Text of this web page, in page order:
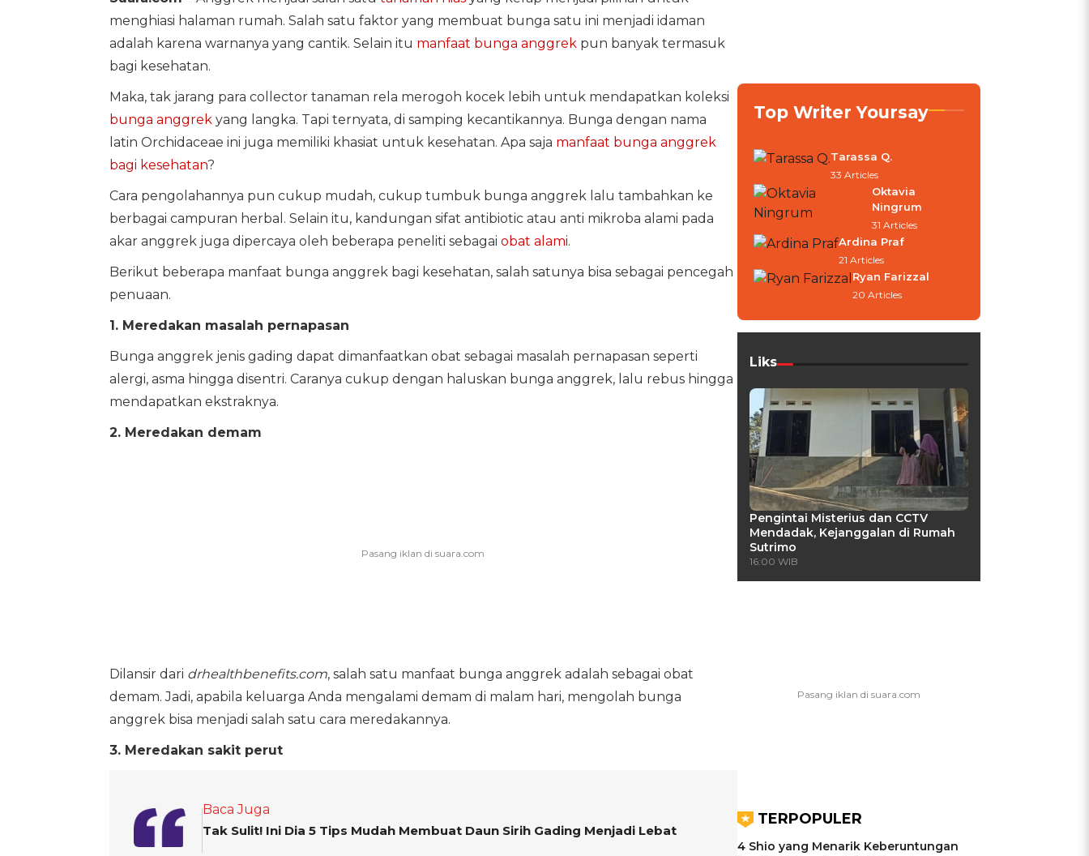
menghiasi halaman rumah. Salah satu faktor yang membuat bunga satu ini menjadi idaman
adalah karena warnanya yang cantik. Selain itu manfaat bunga anggrek pun banyak termasuk
bagi kesehatan.
Maka, tak jarang para collector tanaman rela merogoh kocek lebih untuk mendapatkan koleksi
bunga anggrek yang langka. Tapi ternyata, di samping kecantikannya. Bunga dengan nama
latin Orchidaceae ini juga memiliki khasiat untuk kesehatan. Apa saja manfaat bunga anggrek
bagi kesehatan?
Cara pengolahannya pun cukup mudah, cukup tumbuk bunga anggrek lalu tambahkan ke
berbagai campuran herbal. Selain itu, kandungan sifat antibiotic atau anti mikroba alami pada
akar anggrek juga dipercaya oleh beberapa peneliti sebagai obat alami.
Berikut beberapa manfaat bunga anggrek bagi kesehatan, salah satunya bisa sebagai pencegah
penuaan.
1. Meredakan masalah pernapasan
Bunga anggrek jenis gading dapat dimanfaatkan obat sebagai masalah pernapasan seperti
alergi, asma hingga disentri. Caranya cukup dengan haluskan bunga anggrek, lalu rebus hingga
mendapatkan ekstraknya.
2. Meredakan demam
Dilansir dari drhealthbenefits.com, salah satu manfaat bunga anggrek adalah sebagai obat
demam. Jadi, apabila keluarga Anda mengalami demam di malam hari, mengolah bunga
anggrek bisa menjadi salah satu cara meredakannya.
3. Meredakan sakit perut
Baca Juga
Tak Sulit! Ini Dia 5 Tips Mudah Membuat Daun Sirih Gading Menjadi Lebat
Top Writer Yoursay
Tarassa Q.
33 Articles
Oktavia
Ningrum
31 Articles
Ardina Praf
21 Articles
Ryan Farizzal
20 Articles
Liks
Pengintai Misterius dan CCTV
Mendadak, Kejanggalan di Rumah
Sutrimo
16:00 WIB
TERPOPULER
4 Shio yang Menarik Keberuntungan